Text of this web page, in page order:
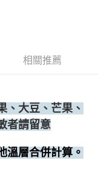
相關推薦
、大豆、芒果、
者請留意
溫層合併計算。